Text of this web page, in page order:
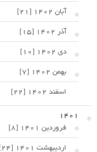
آبان 1402 [21]
آذر 1402 [15]
دی 1402 [10]
بهمن 1402 [7]
اسفند 1402 [22]
1401
فروردین 1401 [8]
اردیبهشت 1401 [24]